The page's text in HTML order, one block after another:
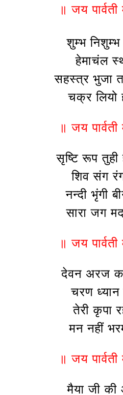
॥ जय
शुम्भ निशुम्भ
हेमाचंल
सहस्त्र भुजा
चक्र लियो
॥ जय
सृष्टि रूप
शिव संग
नन्दी भृंगी
सारा जग
॥ जय
देवन अरज
चरण ध्यान
तेरी कृपा
मन नहीं
॥ जय
मैया जी की